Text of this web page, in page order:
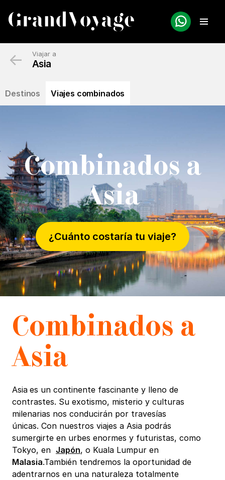
Viajar a
Asia
Destinos Viajes combinados
←
Combinados a
Asia
¿Cuánto costaría tu viaje?
Combinados a
Asia
Asia es un continente fascinante y lleno de
contrastes. Su exotismo, misterio y culturas
milenarias nos conducirán por travesías
únicas. Con nuestros viajes a Asia podrás
sumergirte en urbes enormes y futuristas, como
Tokyo, en Japón, o Kuala Lumpur en
Malasia.También tendremos la oportunidad de
adentrarnos en una naturaleza totalmente